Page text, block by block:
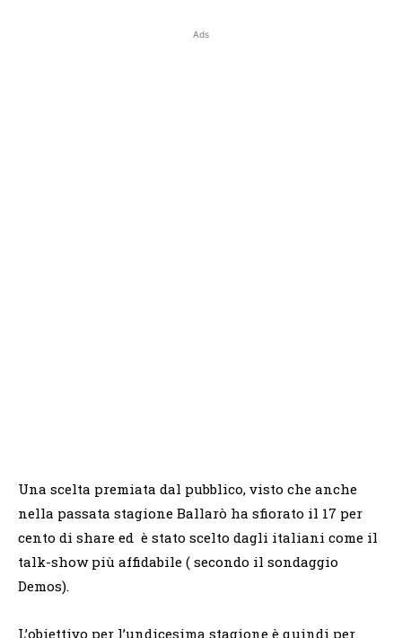
Ads
Una scelta premiata dal pubblico, visto che anche
nella passata stagione Ballarò ha sfiorato il 17 per
cento di share ed è stato scelto dagli italiani come il
talk-show più affidabile ( secondo il sondaggio
Demos).
L’obiettivo per l’undicesima stagione è quindi per